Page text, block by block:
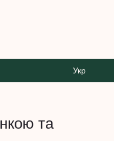
Укр
та